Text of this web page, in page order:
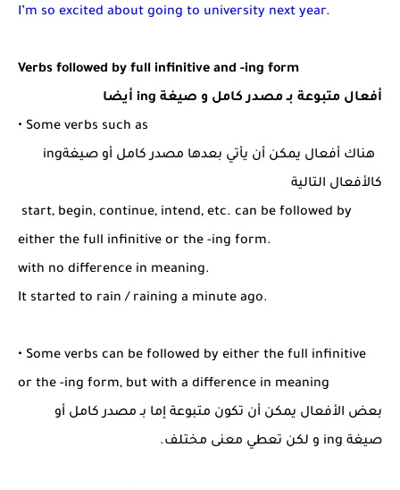
I’m so excited about going to university next year.
Verbs followed by full infinitive and -ing form
أفعال متبوعة بـ مصدر كامل و صيغة ing أيضا
• Some verbs such as
كالأفعال التالية
start, begin, continue, intend, etc. can be followed by
either the full infinitive or the -ing form.
with no difference in meaning.
It started to rain / raining a minute ago.
• Some verbs can be followed by either the full infinitive
or the -ing form, but with a difference in meaning
بعض الأفعال يمكن أن تكون متبوعة إما بـ مصدر كامل أو
صيغة ing و لكن تعطي معنى مختلف.